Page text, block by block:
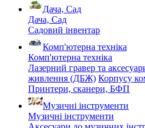
Дача, Сад
Дача, Сад
Садовий інвентар
Комп'ютерна техніка
Комп'ютерна техніка
Лазерний гравер та
живлення (ДБЖ) Корпусу
Принтери, сканери, БФП
Музичні інструменти
Музичні інструменти